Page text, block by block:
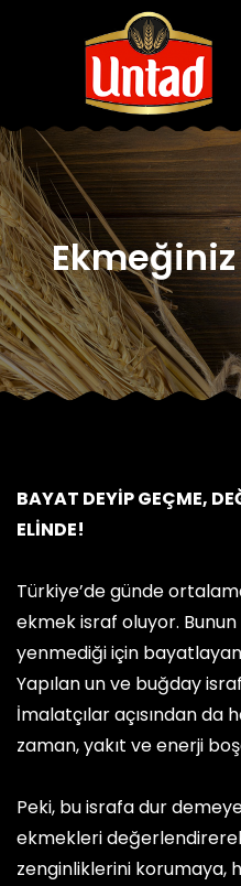
BAYAT DEYİP GEÇME,
ELİNDE!
Türkiye’de günde
ekmek israf oluyor. Bunun
yenmediği için
Yapılan un ve buğday
İmalatçılar açısından
zaman, yakıt ve enerji
Peki, bu israfa dur
ekmekleri
zenginliklerini korumaya,